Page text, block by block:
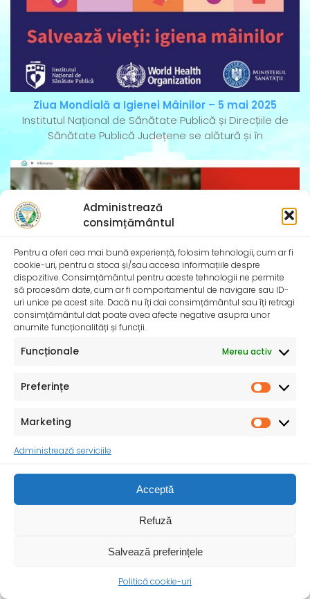
Administrează
consimțământul
Pentru a oferi cea mai bună experiență, folosim tehnologii, cum ar fi
cookie-uri, pentru a stoca și/sau accesa informațiile despre
dispozitive. Consimțământul pentru aceste tehnologii ne permite
să procesăm date, cum ar fi comportamentul de navigare sau ID-
uri unice pe acest site. Dacă nu îți dai consimțământul sau îți retragi
consimțământul dat poate avea afecte negative asupra unor
anumite funcționalități și funcții.
Funcționale Mereu activ
Preferințe
Marketing
Administrează serviciile
Acceptă
Refuză
Salvează preferințele
Politică cookie-uri
Ziua Mondială a Igienei Mâinilor – 5 mai 2025
Institutul Național de Sănătate Publică și Direcțiile de
Sănătate Publică Județene se alătură și în
primul an de viață al copilului
desfășoară activități dedicate promovării și apărării